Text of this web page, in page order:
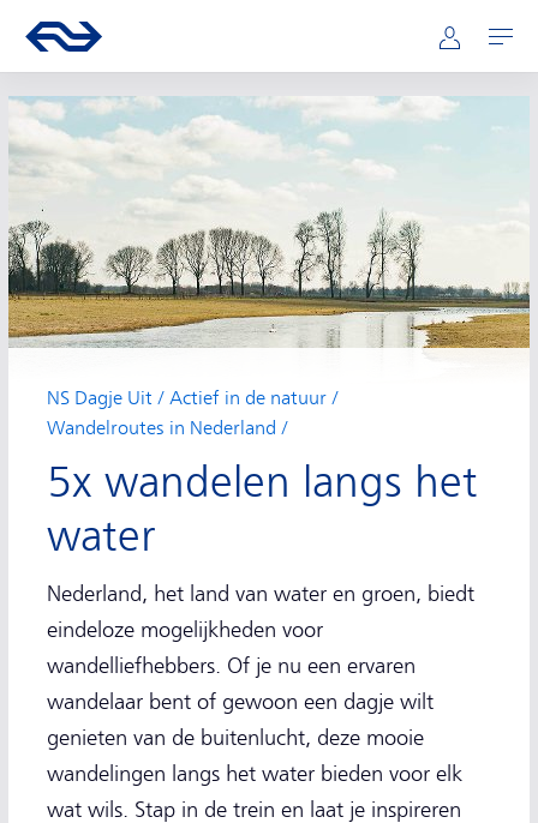
Hoofdnavigatie
Ga naar de homepage van ns.nl Mijn NS
Openen
NS Dagje Uit
Actief in de natuur
Wandelroutes in Nederland
5x wandelen langs het
water
Nederland, het land van water en groen, biedt
eindeloze mogelijkheden voor
wandelliefhebbers. Of je nu een ervaren
wandelaar bent of gewoon een dagje wilt
genieten van de buitenlucht, deze mooie
wandelingen langs het water bieden voor elk
wat wils. Stap in de trein en laat je inspireren